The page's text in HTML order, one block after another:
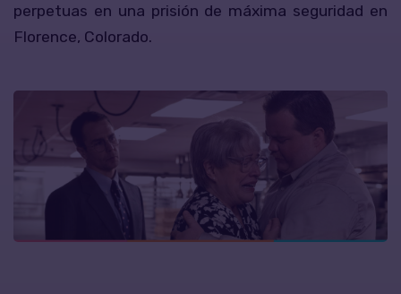
perpetuas en una prisión de máxima seguridad en
Florence, Colorado.